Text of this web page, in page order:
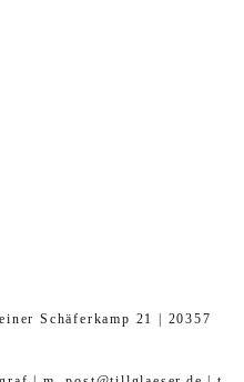
Schäferkamp 21 | 20357